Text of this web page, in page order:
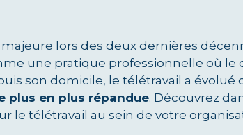
lors des deux dernières
une pratique professionnelle où le
son domicile, le télétravail a évolué
plus en plus répandue. Découvrez
le télétravail au sein de votre